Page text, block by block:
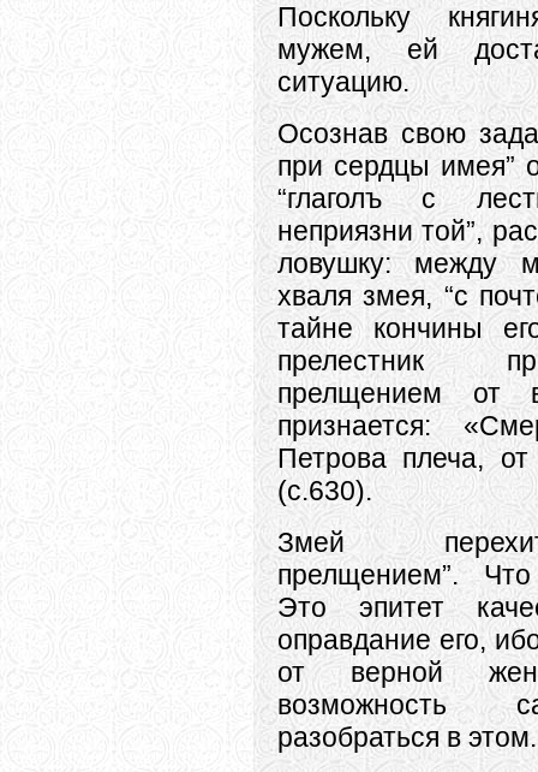
Поскольку
мужем, ей
ситуацию.
Осознав свою
при сердцы имея”
“глаголъ с
неприязни той”,
ловушку: между
хваля змея, “с
тайне кончины
прелестник
прелщением от
признается:
Петрова плеча,
(с.630).
Змей
прелщением”.
Это эпитет
оправдание его,
от верной
возможность
разобраться в этом.